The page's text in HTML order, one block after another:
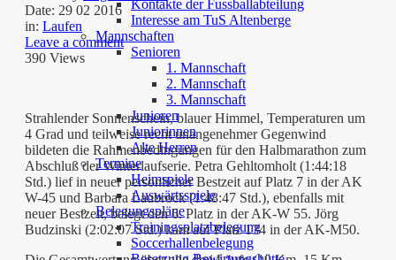
Kontakte der Fussballabteilung
Interesse am TuS Altenberge
Mannschaften
Senioren
1. Mannschaft
2. Mannschaft
3. Mannschaft
Junioren
Juniorinnen
Alte Herren
Termine
Heimspiele
Auswärtsspiele
Belegungspläne
Trainingsplatzbelegung
Soccerhallenbelegung
Date: 29 02 2016
in: Laufen
Leave a comment
390 Views
Strahlender Sonnenschein, blauer Himmel, Temperaturen um
4 Grad und teilweise recht unangenehmer Gegenwind
bildeten die Rahmenbedingungen für den Halbmarathon zum
Abschluß der Winterlaufserie. Petra Gehltomholt (1:44:18
Std.) lief in neuer persönlicher Bestzeit auf Platz 7 in der AK
W-45 und Barbara Laubrock (1:48:47 Std.), ebenfalls mit
neuer Bestzeit, belegt den 6. Platz in der AK-W 55. Jörg
Budzinski (2:02:07 Std.) kam auf Platz 134 in der AK-M50.